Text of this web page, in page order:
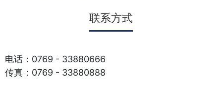
联系方式
电话：0769 - 33880666
传真：0769 - 33880888